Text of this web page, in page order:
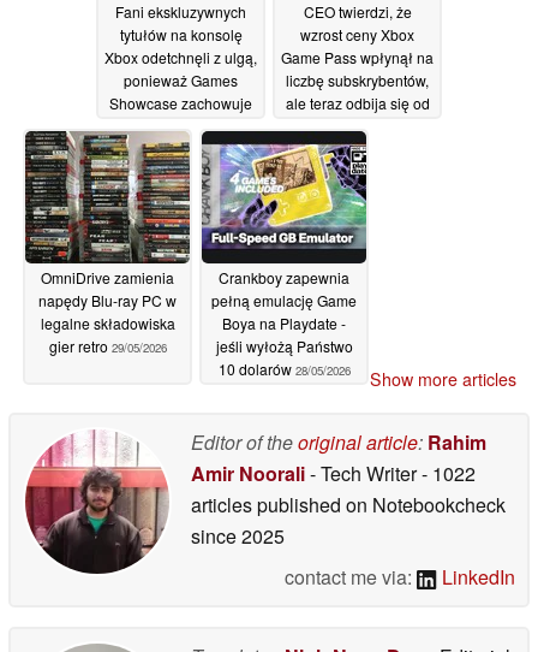
Fani ekskluzywnych
tytułów na konsolę
Xbox odetchnęli z ulgą,
ponieważ Games
Showcase zachowuje
tytuły na PS5
30/05/2026
CEO twierdzi, że
wzrost ceny Xbox
Game Pass wpłynął na
liczbę subskrybentów,
ale teraz odbija się od
29/05/2026
OmniDrive zamienia
napędy Blu-ray PC w
legalne składowiska
gier retro 29/05/2026
Crankboy zapewnia
pełną emulację Game
Boya na Playdate -
jeśli wyłożą Państwo
10 dolarów 28/05/2026 Show more articles
Editor of theoriginal article: Rahim
Amir Noorali- Tech Writer- 1022
articles published on Notebookcheck
since 2025
contact me via:
LinkedIn